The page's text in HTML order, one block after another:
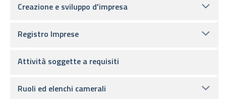
Creazione e sviluppo d'impresa
Registro Imprese
Attività soggette a requisiti
Ruoli ed elenchi camerali